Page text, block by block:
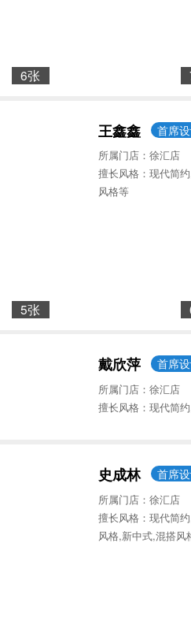
6张
王鑫鑫 首席
所属门店：徐汇店
擅长风格：现代简
风格等
5张
戴欣萍 首席
所属门店：徐汇店
擅长风格：现代简
史成林 首席
所属门店：徐汇店
擅长风格：现代简
风格,新中式,混搭风